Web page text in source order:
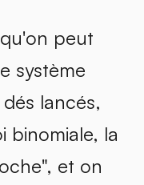
peut
système
lancés,
binomiale, la
et on